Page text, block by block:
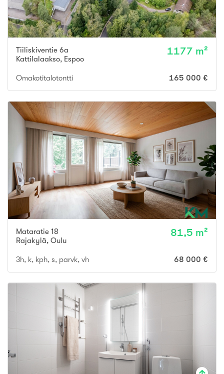
Tiiliskiventie 6a
Kattilalaakso, Espoo
1177 m²
Omakotitalotontti 165 000 €
Mataratie 18
Rajakylä, Oulu
81,5 m²
3h, k, kph, s, parvk, vh 68 000 €